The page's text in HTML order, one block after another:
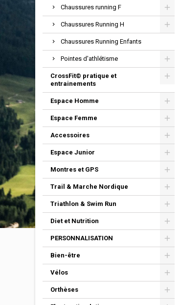
Chaussures running F
Chaussures Running H
Chaussures Running Enfants
Pointes d'athlétisme
CrossFit© pratique et
entrainements
Espace Homme
Espace Femme
Accessoires
Espace Junior
Montres et GPS
Trail & Marche Nordique
Triathlon & Swim Run
Diet et Nutrition
PERSONNALISATION
Bien-être
Vélos
Orthèses